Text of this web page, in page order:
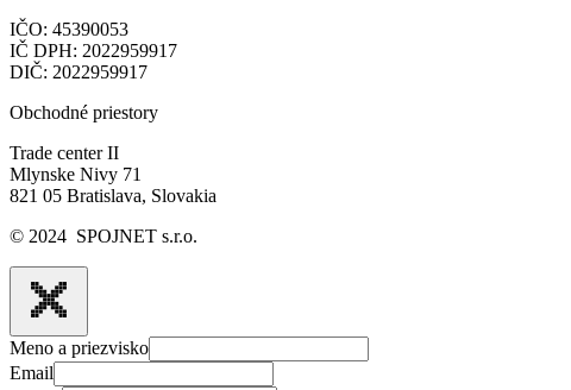
IČO: 45390053
IČ DPH: 2022959917
DIČ: 2022959917
Obchodné priestory
Trade center II
Mlynske Nivy 71
821 05 Bratislava, Slovakia
© 2024 SPOJNET s.r.o.
Meno a priezvisko
Email